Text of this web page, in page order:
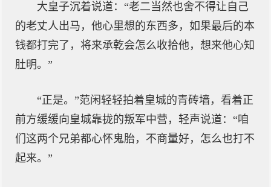
大皇子沉着说道：“老二当然也舍不得让自己
的老丈人出马，他心里想的东西多，如果最后的本
钱都打完了，将来承乾会怎么收拾他，想来他心知
肚明。”
“正是。”范闲轻轻拍着皇城的青砖墙，看着正
前方缓缓向皇城靠拢的叛军中营，轻声说道：“咱
们这两个兄弟都心怀鬼胎，不商量好，怎么也打不
起来。”